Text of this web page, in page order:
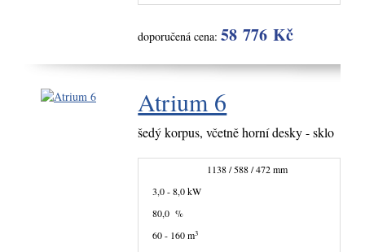
doporučená cena:58 776 Kč
Atrium 6
šedý korpus, včetně horní desky - sklo
1138 / 588 / 472 mm
3,0 - 8,0 kW
80,0 %
60 - 160 m3